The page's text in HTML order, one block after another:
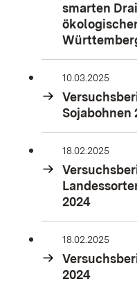
smarten
10.03.2025
Sojabohnen
18.02.2025
2024
18.02.2025
2024